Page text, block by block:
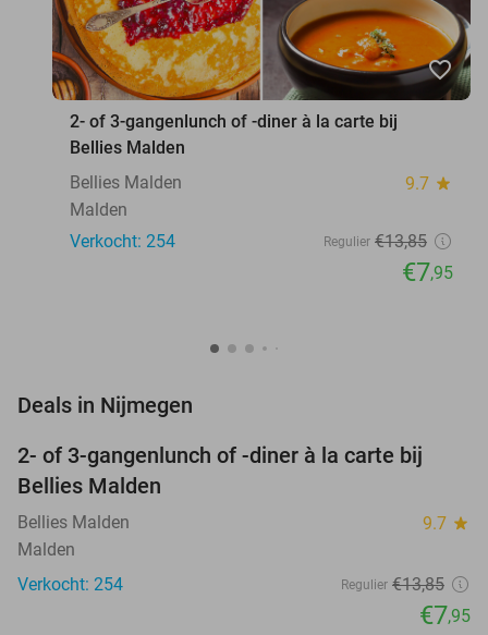
favorite_border
2- of 3-gangenlunch of -diner à la carte bij
Bellies Malden
Bellies Malden
9.7 star
Malden
Verkocht: 254
Regulier €13,85
€7,95
Deals in Nijmegen
43%
2- of 3-gangenlunch of -diner à la carte bij
Bellies Malden
Bellies Malden 9.7 star
Malden
Verkocht: 254
Regulier €13,85
€7,95